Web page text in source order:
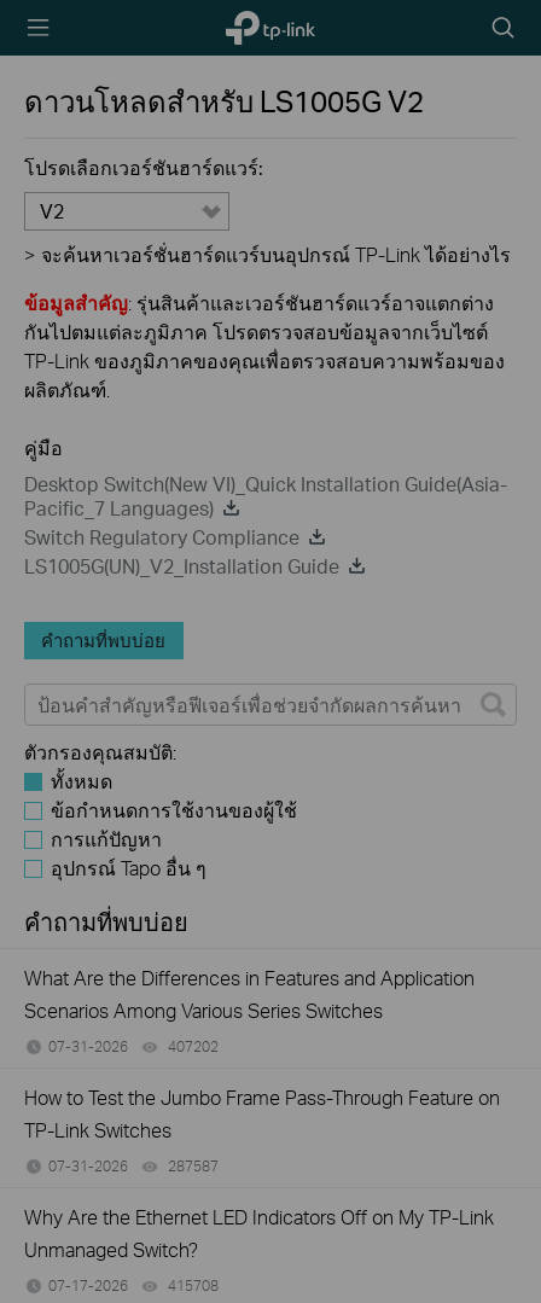
TP-Link,
Reliably
icon
ดาวนโหลดสำหรับ LS1005GV2
โปรดเลือกเวอร์ชันฮาร์ดแวร์:
V2
> จะค้นหาเวอร์ชั่นฮาร์ดแวร์บนอุปกรณ์ TP-Link ได้อย่างไร
ข้อมูลสำคัญ: รุ่นสินค้าและเวอร์ชันฮาร์ดแวร์อาจแตกต่าง
กันไปตมแต่ละภูมิภาค โปรดตรวจสอบข้อมูลจากเว็บไซต์
TP-Link ของภูมิภาคของคุณเพื่อตรวจสอบความพร้อมของ
ผลิตภัณฑ์.
คู่มือ
Desktop Switch(New VI)_Quick Installation Guide(Asia-
Pacific_7 Languages)
Switch Regulatory Compliance
LS1005G(UN)_V2_Installation Guide
คำถามที่พบบ่อย
ตัวกรองคุณสมบัติ:
ทั้งหมด
ข้อกำหนดการใช้งานของผู้ใช้
การแก้ปัญหา
อุปกรณ์ Tapo อื่น ๆ
คำถามที่พบบ่อย
What Are the Differences in Features and Application
Scenarios Among Various Series Switches
07-31-2026 407202
How to Test the Jumbo Frame Pass-Through Feature on
TP-Link Switches
07-31-2026 287587
Why Are the Ethernet LED Indicators Off on My TP-Link
Unmanaged Switch?
07-17-2026 415708